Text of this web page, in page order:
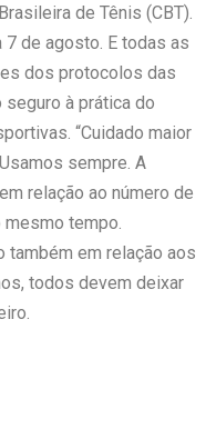
de Tênis (CBT).
de agosto. E todas as
dos protocolos das
à prática do
“Cuidado maior
sempre. A
relação ao número de
tempo.
também em relação aos
todos devem deixar